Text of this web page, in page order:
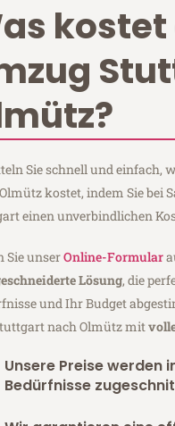
kostet
Sie schnell und einfach,
kostet, indem Sie bei
einen unverbindlichen
Sie unserOnline-Formular
Lösung, die
und Ihr Budget
nach Olmütz mit
Unsere Preise werden
Bedürfnisse